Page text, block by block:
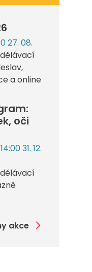
27. 08.
a online
oči
31. 12.
akce